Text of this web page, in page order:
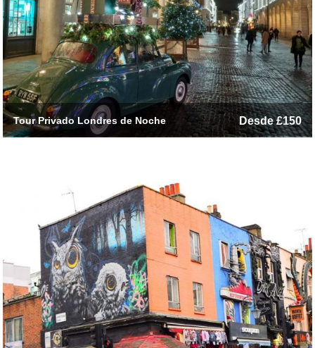
Tour Privado Londres de Noche Desde £150